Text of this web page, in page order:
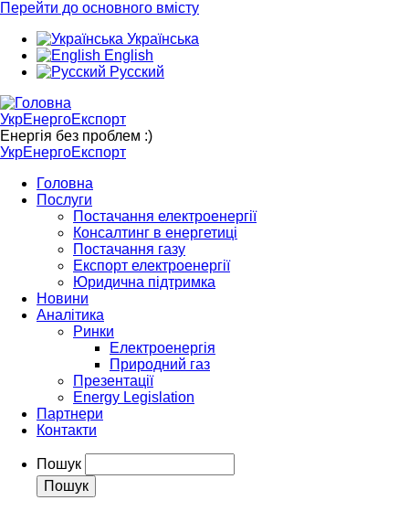
Перейти до основного вмісту
Українська
English
Русский
УкрЕнергоЕкспорт
Енергія без проблем :)
УкрЕнергоЕкспорт
Головна
Послуги
Постачання електроенергії
Консалтинг в енергетиці
Постачання газу
Експорт електроенергії
Юридична підтримка
Новини
Аналітика
Ринки
Електроенергія
Природний газ
Презентації
Energy Legislation
Партнери
Контакти
Пошук